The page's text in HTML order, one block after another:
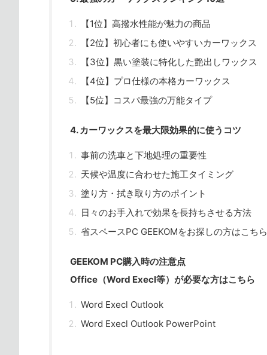
【1位】高撥水性能が魅力の商品
【2位】初心者にも使いやすいカーワックス
【3位】黒い塗装に特化した艶出しワックス
【4位】プロ仕様の本格カーワックス
【5位】コスパ最強の万能タイプ
4. カーワックスを最大限効果的に使うコツ
事前の洗車と下地処理の重要性
天候や温度に合わせた施工タイミング
塗り方・拭き取り方のポイント
日々のお手入れで効果を長持ちさせる方法
省スペースPC GEEKOMをお探しの方はこちら
GEEKOM PC購入時の注意点
Office（Word Execl等）が必要な方はこちら
Word Execl Outlook
Word Execl Outlook PowerPoint